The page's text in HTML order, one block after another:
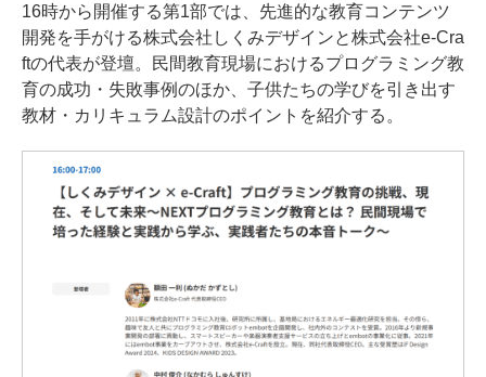
16時から開催する第1部では、先進的な教育コンテンツ
開発を手がける株式会社しくみデザインと株式会社e-Cra
ftの代表が登壇。民間教育現場におけるプログラミング教
育の成功・失敗事例のほか、子供たちの学びを引き出す
教材・カリキュラム設計のポイントを紹介する。